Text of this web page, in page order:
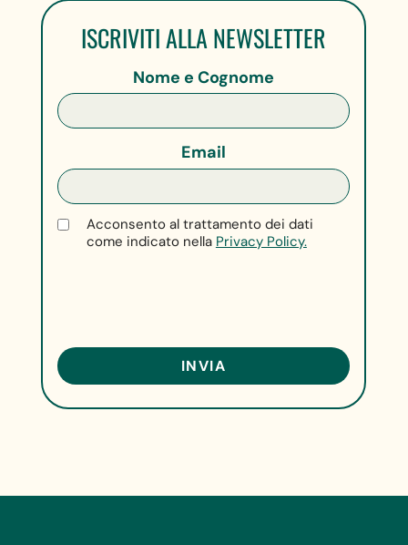
ISCRIVITI ALLA NEWSLETTER
Nome e Cognome
Email
Acconsento al trattamento dei dati
come indicato nella Privacy Policy.